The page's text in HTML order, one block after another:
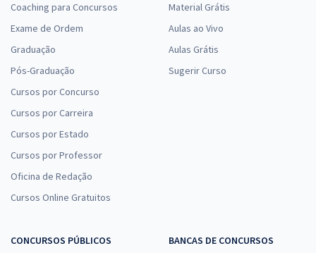
Coaching para Concursos
Exame de Ordem
Graduação
Pós-Graduação
Cursos por Concurso
Cursos por Carreira
Cursos por Estado
Cursos por Professor
Oficina de Redação
Cursos Online Gratuitos
Material Grátis
Aulas ao Vivo
Aulas Grátis
Sugerir Curso
CONCURSOS PÚBLICOS
BANCAS DE CONCURSOS